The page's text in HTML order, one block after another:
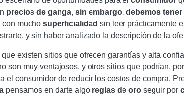
precios de ganga, sin embargo, debemos
con mucho superficialidad sin leer prácticamente el
y sin haber analizado la descripción de la
existen sitios que ofrecen garantías y alta
son muy ventajosos, y otros sitios que podrían,
el consumidor de reducir los costos de compra.
pensamos en darte algo reglas de oro seguir por